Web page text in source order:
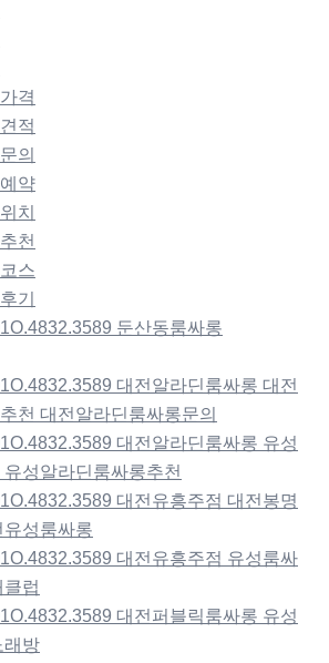
격
적
의
약
치
천
스
기
둔산동룸싸롱
대전알라딘룸싸롱 대전
천 대전알라딘룸싸롱문의
대전알라딘룸싸롱 유성
성알라딘룸싸롱추천
대전유흥주점 대전봉명
성룸싸롱
대전유흥주점 유성룸싸
럽
대전퍼블릭룸싸롱 유성
래방